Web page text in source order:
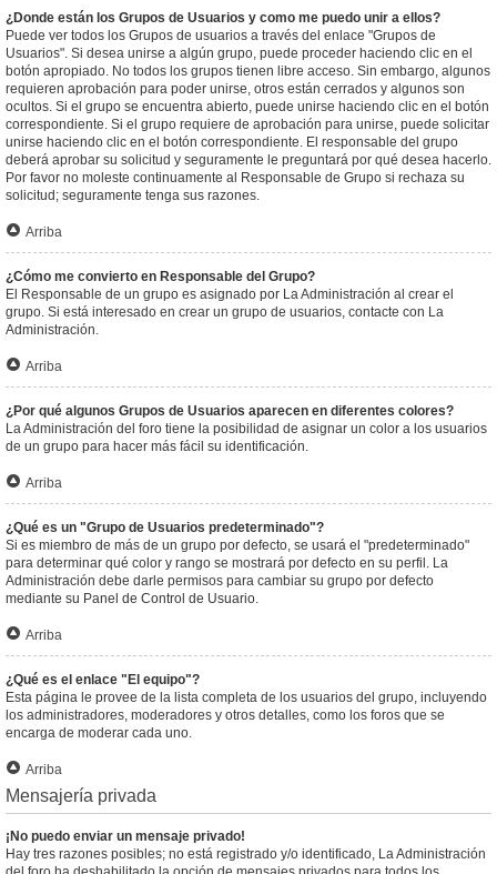
¿Donde están los Grupos de Usuarios y como me puedo unir a ellos?
Puede ver todos los Grupos de usuarios a través del enlace "Grupos de
Usuarios". Si desea unirse a algún grupo, puede proceder haciendo clic en el
botón apropiado. No todos los grupos tienen libre acceso. Sin embargo, algunos
requieren aprobación para poder unirse, otros están cerrados y algunos son
ocultos. Si el grupo se encuentra abierto, puede unirse haciendo clic en el botón
correspondiente. Si el grupo requiere de aprobación para unirse, puede solicitar
unirse haciendo clic en el botón correspondiente. El responsable del grupo
deberá aprobar su solicitud y seguramente le preguntará por qué desea hacerlo.
Por favor no moleste continuamente al Responsable de Grupo si rechaza su
solicitud; seguramente tenga sus razones.
Arriba
¿Cómo me convierto en Responsable del Grupo?
El Responsable de un grupo es asignado por La Administración al crear el
grupo. Si está interesado en crear un grupo de usuarios, contacte con La
Administración.
Arriba
¿Por qué algunos Grupos de Usuarios aparecen en diferentes colores?
La Administración del foro tiene la posibilidad de asignar un color a los usuarios
de un grupo para hacer más fácil su identificación.
Arriba
¿Qué es un "Grupo de Usuarios predeterminado"?
Si es miembro de más de un grupo por defecto, se usará el "predeterminado"
para determinar qué color y rango se mostrará por defecto en su perfil. La
Administración debe darle permisos para cambiar su grupo por defecto
mediante su Panel de Control de Usuario.
Arriba
¿Qué es el enlace "El equipo"?
Esta página le provee de la lista completa de los usuarios del grupo, incluyendo
los administradores, moderadores y otros detalles, como los foros que se
encarga de moderar cada uno.
Arriba
Mensajería privada
¡No puedo enviar un mensaje privado!
Hay tres razones posibles; no está registrado y/o identificado, La Administración